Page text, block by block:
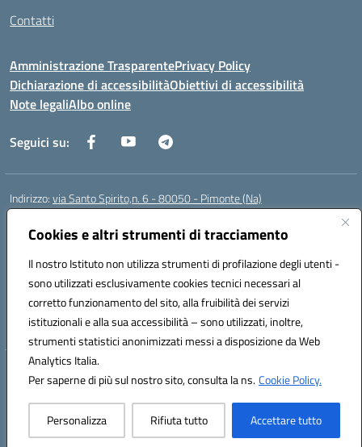
Cookies e altri strumenti di tracciamento
Il nostro Istituto non utilizza strumenti di profilazione degli utenti -
sono utilizzati esclusivamente cookies tecnici necessari al
corretto funzionamento del sito, alla fruibilità dei servizi
istituzionali e alla sua accessibilità – sono utilizzati, inoltre,
strumenti statistici anonimizzati messi a disposizione da Web
Analytics Italia.
Per saperne di più sul nostro sito, consulta la ns.Cookie Policy.
Personalizza Rifiuta tutto Accettare tutto
Contatti
Amministrazione TrasparentePrivacy Policy
Dichiarazione di accessibilitàObiettivi di accessibilità
Note legaliAlbo online
Seguici su:
Indirizzo:via Santo Spirito,n. 6 - 80050 - Pimonte (Na)
Centralino:
Posta elettronica certificata (PEC):naic86400x@pec.istruzione.it
Codice fiscale: 82008870634
Codice meccanografico:NAIC86400X
Codice Indice delle Pubbliche Amministrazioni (IPA): ISTSC_NAIC86400X
Codice unico di fatturazione (CUF): UF5NKX
Hosting & Powered by 3D Solution S.r.l.
Concept & Design by Designers Italia